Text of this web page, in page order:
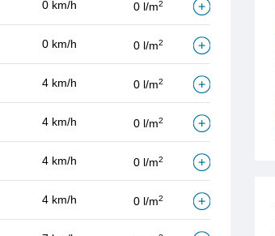
0 km/h 0 l/m2
0 km/h 0 l/m2
4 km/h 0 l/m2
4 km/h 0 l/m2
4 km/h 0 l/m2
4 km/h 0 l/m2